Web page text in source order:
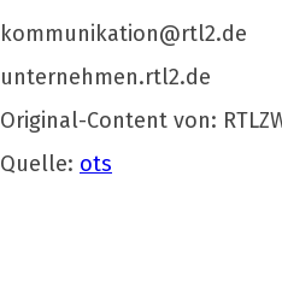
kommunikation@rtl2.de
unternehmen.rtl2.de
Original-Content von:
Quelle: ots